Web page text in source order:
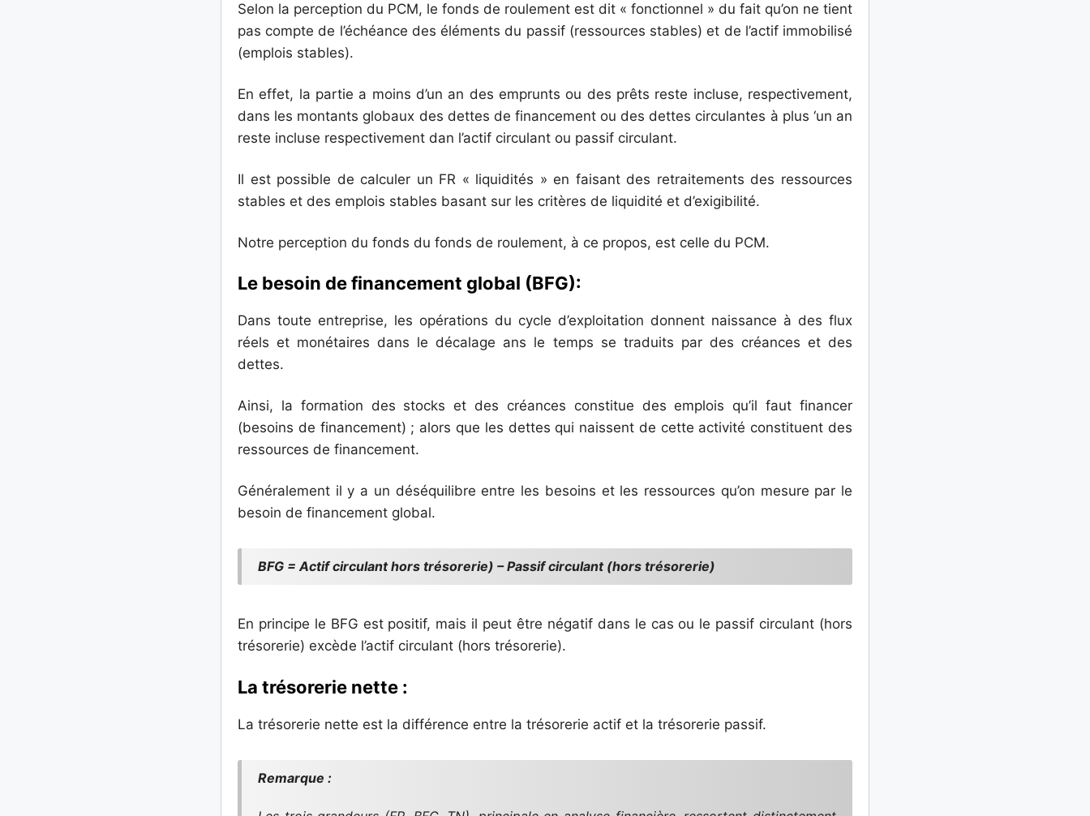
Selon la perception du PCM, le fonds de roulement est dit « fonctionnel » du fait qu’on ne tient
pas compte de l’échéance des éléments du passif (ressources stables) et de l’actif immobilisé
(emplois stables).
En effet, la partie a moins d’un an des emprunts ou des prêts reste incluse, respectivement,
dans les montants globaux des dettes de financement ou des dettes circulantes à plus ‘un an
reste incluse respectivement dan l’actif circulant ou passif circulant.
Il est possible de calculer un FR « liquidités » en faisant des retraitements des ressources
stables et des emplois stables basant sur les critères de liquidité et d’exigibilité.
Notre perception du fonds du fonds de roulement, à ce propos, est celle du PCM.
Le besoin de financement global (BFG):
Dans toute entreprise, les opérations du cycle d’exploitation donnent naissance à des flux
réels et monétaires dans le décalage ans le temps se traduits par des créances et des
dettes.
Ainsi, la formation des stocks et des créances constitue des emplois qu’il faut financer
(besoins de financement) ; alors que les dettes qui naissent de cette activité constituent des
ressources de financement.
Généralement il y a un déséquilibre entre les besoins et les ressources qu’on mesure par le
besoin de financement global.
BFG = Actif circulant hors trésorerie) – Passif circulant (hors trésorerie)
En principe le BFG est positif, mais il peut être négatif dans le cas ou le passif circulant (hors
trésorerie) excède l’actif circulant (hors trésorerie).
La trésorerie nette :
La trésorerie nette est la différence entre la trésorerie actif et la trésorerie passif.
Remarque :